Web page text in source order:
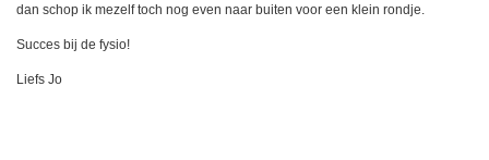
dan schop ik mezelf toch nog even naar buiten voor een klein rondje.
Succes bij de fysio!
Liefs Jo